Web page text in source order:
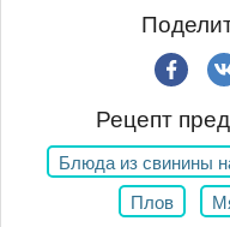
Рецепт
Блюда из свинины
Плов